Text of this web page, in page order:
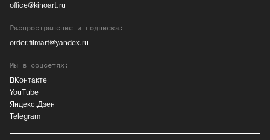
office@kinoart.ru
Распространение и подписка:
order.filmart@yandex.ru
Мы в соцсетях:
ВКонтакте
YouTube
Яндекс.Дзен
Telegram